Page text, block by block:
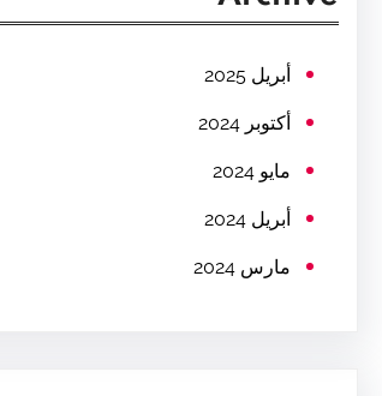
c
أبريل 2025
أكتوبر 2024
مايو 2024
أبريل 2024
مارس 2024